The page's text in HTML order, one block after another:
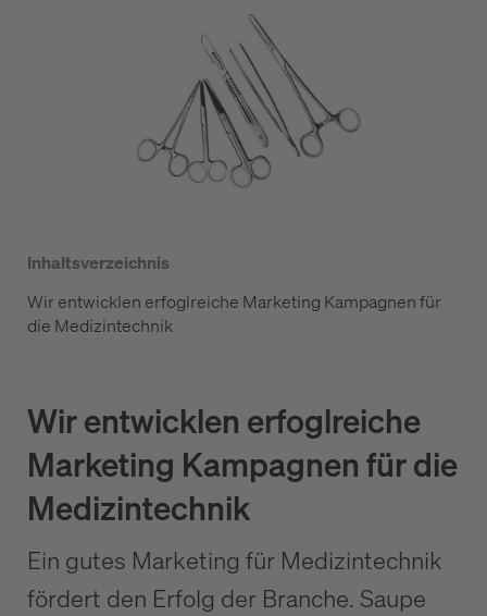
Inhaltsverzeichnis
Wir entwicklen erfoglreiche Marketing Kampagnen für
die Medizintechnik
Wir entwicklen erfoglreiche
Marketing Kampagnen für die
Medizintechnik
Ein gutes Marketing für Medizintechnik
fördert den Erfolg der Branche. Saupe